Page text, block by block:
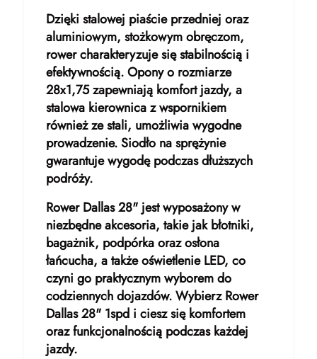
Dzięki stalowej piaście przedniej oraz
aluminiowym, stożkowym obręczom,
rower charakteryzuje się stabilnością i
efektywnością. Opony o rozmiarze
28x1,75 zapewniają komfort jazdy, a
stalowa kierownica z wspornikiem
również ze stali, umożliwia wygodne
prowadzenie. Siodło na sprężynie
gwarantuje wygodę podczas dłuższych
podróży.
Rower Dallas 28" jest wyposażony w
niezbędne akcesoria, takie jak błotniki,
bagażnik, podpórka oraz osłona
łańcucha, a także oświetlenie LED, co
czyni go praktycznym wyborem do
codziennych dojazdów. Wybierz Rower
Dallas 28" 1spd i ciesz się komfortem
oraz funkcjonalnością podczas każdej
jazdy.